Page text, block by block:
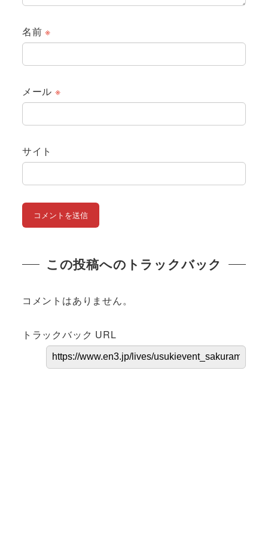
名前※
メール ※
サイト
この投稿へのトラックバック
コメントはありません。
トラックバック URL